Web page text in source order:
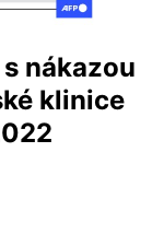
nákazou
klinice